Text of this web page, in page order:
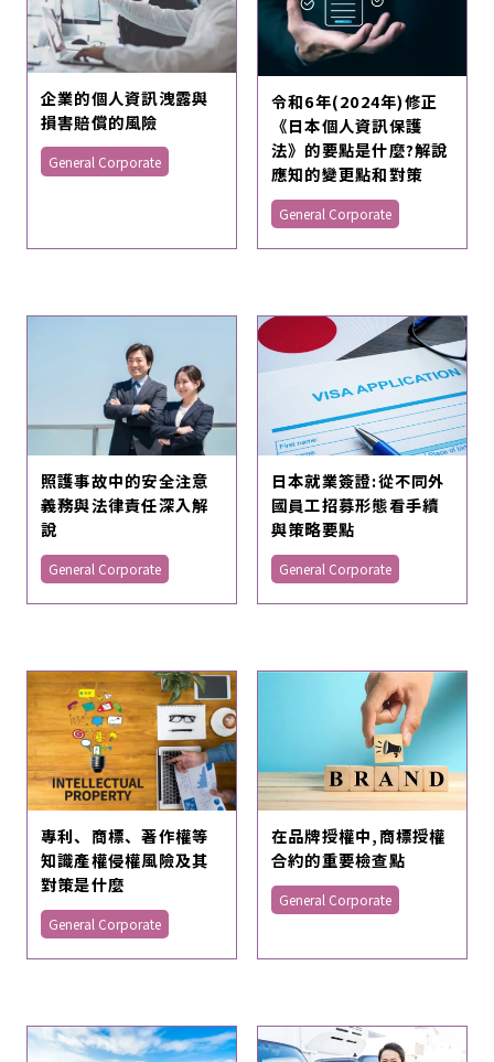
企業的個人資訊洩露與
損害賠償的風險
General Corporate
令和6年(2024年)修正
《日本個人資訊保護
法》的要點是什麼?解說
應知的變更點和對策
General Corporate
照護事故中的安全注意
義務與法律責任深入解
說
General Corporate
日本就業簽證:從不同外
國員工招募形態看手續
與策略要點
General Corporate
專利、商標、著作權等
知識產權侵權風險及其
對策是什麼
General Corporate
在品牌授權中,商標授權
合約的重要檢查點
General Corporate